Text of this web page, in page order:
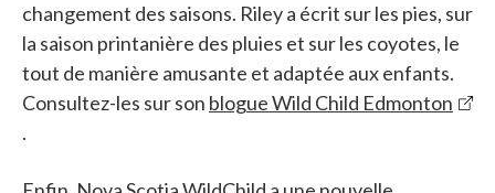
changement des saisons. Riley a écrit sur les pies, sur
la saison printanière des pluies et sur les coyotes, le
tout de manière amusante et adaptée aux enfants.
Consultez-les sur son blogue Wild Child Edmonton
.